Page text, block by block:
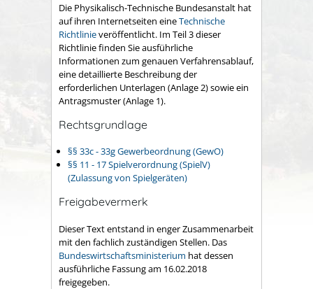
Die Physikalisch-Technische Bundesanstalt hat
auf ihren Internetseiten eineTechnische
Richtlinieveröffentlicht. Im Teil 3 dieser
Richtlinie finden Sie ausführliche
Informationen zum genauen Verfahrensablauf,
eine detaillierte Beschreibung der
erforderlichen Unterlagen (Anlage 2) sowie ein
Antragsmuster (Anlage 1).
Rechtsgrundlage
§§ 33c - 33g Gewerbeordnung (GewO)
§§ 11 - 17 Spielverordnung (SpielV)
(Zulassung von Spielgeräten)
Freigabevermerk
Dieser Text entstand in enger Zusammenarbeit
mit den fachlich zuständigen Stellen. Das
Bundeswirtschaftsministerium hat dessen
ausführliche Fassung am 16.02.2018
freigegeben.